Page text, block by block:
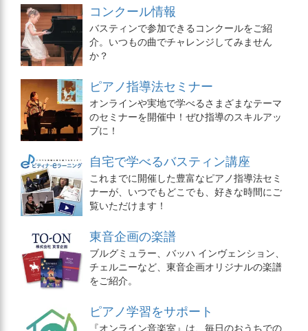
コンクール情報
バスティンで参加できるコンクールをご紹
介。いつもの曲でチャレンジしてみません
か？
ピアノ指導法セミナー
オンラインや実地で学べるさまざまなテーマ
のセミナーを開催中！ぜひ指導のスキルアッ
プに！
自宅で学べるバスティン講座
これまでに開催した豊富なピアノ指導法セミ
ナーが、いつでもどこでも、好きな時間にご
覧いただけます！
東音企画の楽譜
ブルグミュラー、バッハ インヴェンション、
チェルニーなど、東音企画オリジナルの楽譜
をご紹介。
ピアノ学習をサポート
『オンライン音楽室』は、毎日のおうちでの